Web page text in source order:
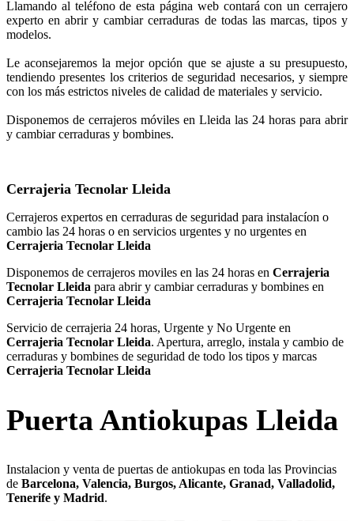
Llamando al teléfono de esta página web contará con un cerrajero
experto en abrir y cambiar cerraduras de todas las marcas, tipos y
modelos.
Le aconsejaremos la mejor opción que se ajuste a su presupuesto,
tendiendo presentes los criterios de seguridad necesarios, y siempre
con los más estrictos niveles de calidad de materiales y servicio.
Disponemos de cerrajeros móviles en Lleida las 24 horas para abrir
y cambiar cerraduras y bombines.
Cerrajeria Tecnolar Lleida
Cerrajeros expertos en cerraduras de seguridad para instalacíon o
cambio las 24 horas o en servicios urgentes y no urgentes en
Cerrajeria Tecnolar Lleida
Disponemos de cerrajeros moviles en las 24 horas en Cerrajeria
Tecnolar Lleida para abrir y cambiar cerraduras y bombines en
Cerrajeria Tecnolar Lleida
Servicio de cerrajeria 24 horas, Urgente y No Urgente en
Cerrajeria Tecnolar Lleida. Apertura, arreglo, instala y cambio de
cerraduras y bombines de seguridad de todo los tipos y marcas
Cerrajeria Tecnolar Lleida
Puerta Antiokupas Lleida
Instalacion y venta de puertas de antiokupas en toda las Provincias
de Barcelona, Valencia, Burgos, Alicante, Granad, Valladolid,
Tenerife y Madrid.